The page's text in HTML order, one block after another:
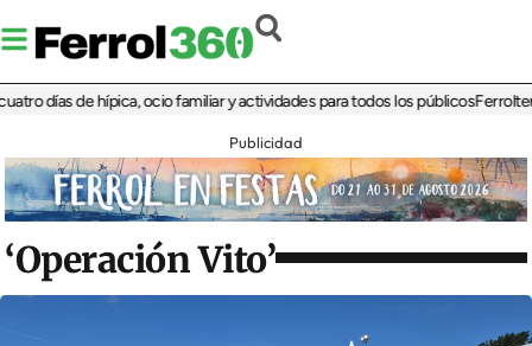
de hípica, ocio familiar y actividades para todos los públicosFerrolterra
Publicidad
‘Operación Vito’